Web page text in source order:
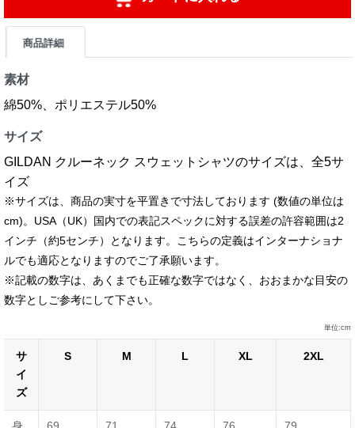
商品詳細
素材
綿50%、ポリエステル50%
サイズ
GILDAN クルーネック スウェットシャツのサイズは、全5サ
イズ
※サイズは、商品の実寸を平置きで寸法しております (数値の単位は
cm)。USA（UK）国内での表記スペックに対する誤差の許容範囲は2
インチ（約5センチ）となります。こちらの定義はインターナショナ
ルでも適応となりますのでご了承願います。
※記載の数字は、あくまでも正確な数字ではなく、おおまかな目安の
数字としご参考にして下さい。
単位:cm
サ
イ
ズ
S M L XL 2XL